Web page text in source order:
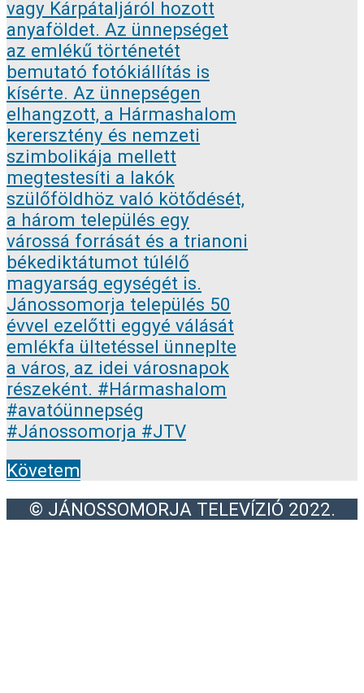
Követem
© JÁNOSSOMORJA TELEVÍZIÓ 2022.